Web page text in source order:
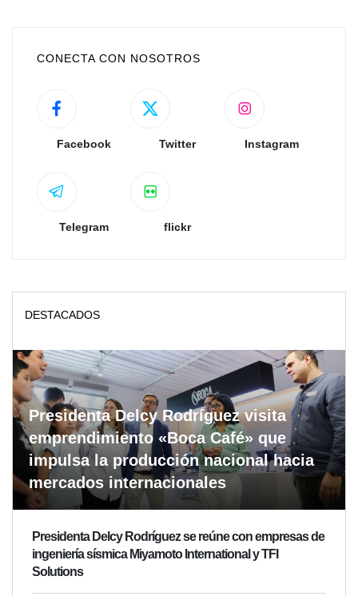
CONECTA CON NOSOTROS
Facebook Twitter Instagram
Telegram flickr
DESTACADOS
Presidenta Delcy Rodríguez visita
emprendimiento «Boca Café» que
impulsa la producción nacional hacia
mercados internacionales
Presidenta Delcy Rodríguez se reúne con empresas de
ingeniería sísmica Miyamoto International y TFI
Solutions